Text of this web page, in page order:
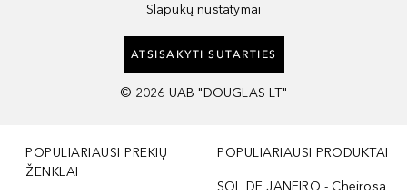
Slapukų nustatymai
ATSISAKYTI SUTARTIES
© 2026 UAB "DOUGLAS LT"
POPULIARIAUSI PREKIŲ
ŽENKLAI
POPULIARIAUSI PRODUKTAI
SOL DE JANEIRO - Cheirosa